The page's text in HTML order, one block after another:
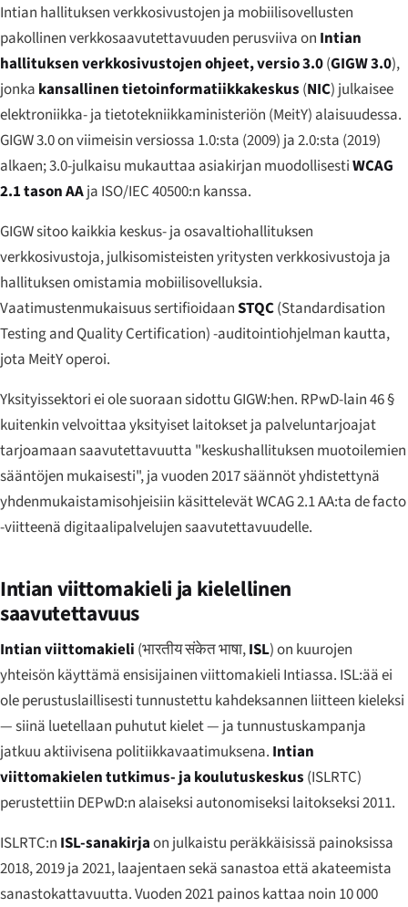
Intian hallituksen verkkosivustojen ja mobiilisovellusten
pakollinen verkkosaavutettavuuden perusviiva on Intian
hallituksen verkkosivustojen ohjeet, versio 3.0(GIGW 3.0),
jonka kansallinen tietoinformatiikkakeskus (NIC) julkaisee
elektroniikka- ja tietotekniikkaministeriön (MeitY) alaisuudessa.
GIGW 3.0 on viimeisin versiossa 1.0:sta (2009) ja 2.0:sta (2019)
alkaen; 3.0-julkaisu mukauttaa asiakirjan muodollisestiWCAG
2.1 tason AAja ISO/IEC 40500:n kanssa.
GIGW sitoo kaikkia keskus- ja osavaltiohallituksen
verkkosivustoja, julkisomisteisten yritysten verkkosivustoja ja
hallituksen omistamia mobiilisovelluksia.
Vaatimustenmukaisuus sertifioidaanSTQC(Standardisation
Testing and Quality Certification) -auditointiohjelman kautta,
jota MeitY operoi.
Yksityissektori ei ole suoraan sidottu GIGW:hen. RPwD-lain 46 §
kuitenkin velvoittaa yksityiset laitokset ja palveluntarjoajat
tarjoamaan saavutettavuutta "keskushallituksen muotoilemien
sääntöjen mukaisesti", ja vuoden 2017 säännöt yhdistettynä
yhdenmukaistamisohjeisiin käsittelevät WCAG 2.1 AA:ta de facto
-viitteenä digitaalipalvelujen saavutettavuudelle.
Intian viittomakieli ja kielellinen
saavutettavuus
Intian viittomakieli (भारतीय संकेत भाषा,ISL) on kuurojen
yhteisön käyttämä ensisijainen viittomakieli Intiassa. ISL:ää ei
ole perustuslaillisesti tunnustettu kahdeksannen liitteen kieleksi
— siinä luetellaan puhutut kielet — ja tunnustuskampanja
jatkuu aktiivisena politiikkavaatimuksena. Intian
viittomakielen tutkimus- ja koulutuskeskus (ISLRTC)
perustettiin DEPwD:n alaiseksi autonomiseksi laitokseksi 2011.
ISLRTC:n ISL-sanakirjaon julkaistu peräkkäisissä painoksissa
2018, 2019 ja 2021, laajentaen sekä sanastoa että akateemista
sanastokattavuutta. Vuoden 2021 painos kattaa noin 10 000